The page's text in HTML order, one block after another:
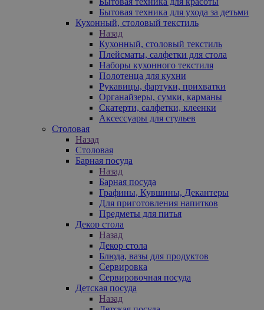
Бытовая техника для ухода за детьми
Кухонный, столовый текстиль
Назад
Кухонный, столовый текстиль
Плейсматы, салфетки для стола
Наборы кухонного текстиля
Полотенца для кухни
Рукавицы, фартуки, прихватки
Органайзеры, сумки, карманы
Скатерти, салфетки, клеенки
Аксессуары для стульев
Столовая
Назад
Столовая
Барная посуда
Назад
Барная посуда
Графины, Кувшины, Декантеры
Для приготовления напитков
Предметы для питья
Декор стола
Назад
Декор стола
Блюда, вазы для продуктов
Сервировка
Сервировочная посуда
Детская посуда
Назад